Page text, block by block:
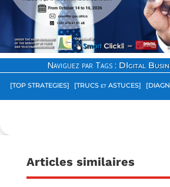
Naviguez par Tags : DIgital
[TOP STRATEGIES] [TRUCS et ASTUCES]
Articles similaires